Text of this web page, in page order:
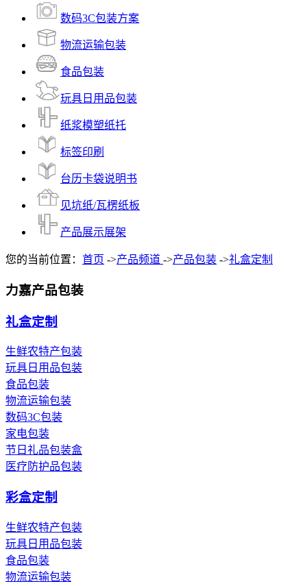
数码3C包装方案
物流运输包装
食品包装
玩具日用品包装
纸浆模塑纸托
标签印刷
台历卡袋说明书
见坑纸/瓦楞纸板
产品展示展架
您的当前位置： 首页 ->产品频道 ->产品包装 ->礼盒定制
力嘉产品包装
礼盒定制
生鲜农特产包装
玩具日用品包装
食品包装
物流运输包装
数码3C包装
家电包装
节日礼品包装盒
医疗防护品包装
彩盒定制
生鲜农特产包装
玩具日用品包装
食品包装
物流运输包装